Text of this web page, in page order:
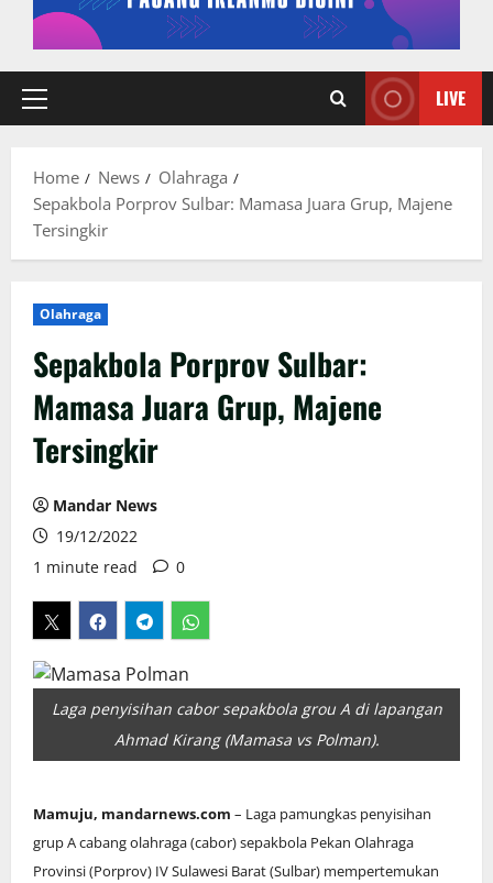
Primary
LIVE
Home News
Olahraga
Sepakbola Porprov Sulbar: Mamasa Juara Grup, Majene
Tersingkir
Olahraga
Sepakbola Porprov Sulbar:
Mamasa Juara Grup, Majene
Tersingkir
Mandar News
19/12/2022
1 minute read
0
Laga penyisihan cabor sepakbola grou A di lapangan
Ahmad Kirang (Mamasa vs Polman).
Mamuju, mandarnews.com – Laga pamungkas penyisihan
grup A cabang olahraga (cabor) sepakbola Pekan Olahraga
Provinsi (Porprov) IV Sulawesi Barat (Sulbar) mempertemukan